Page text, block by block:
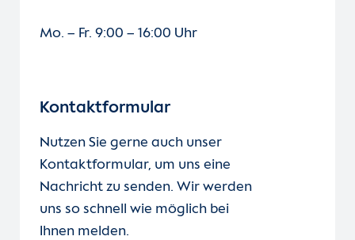
Mo. – Fr. 9:00 – 16:00 Uhr
Kontaktformular
Nutzen Sie gerne auch unser
Kontaktformular, um uns eine
Nachricht zu senden. Wir werden
uns so schnell wie möglich bei
Ihnen melden.